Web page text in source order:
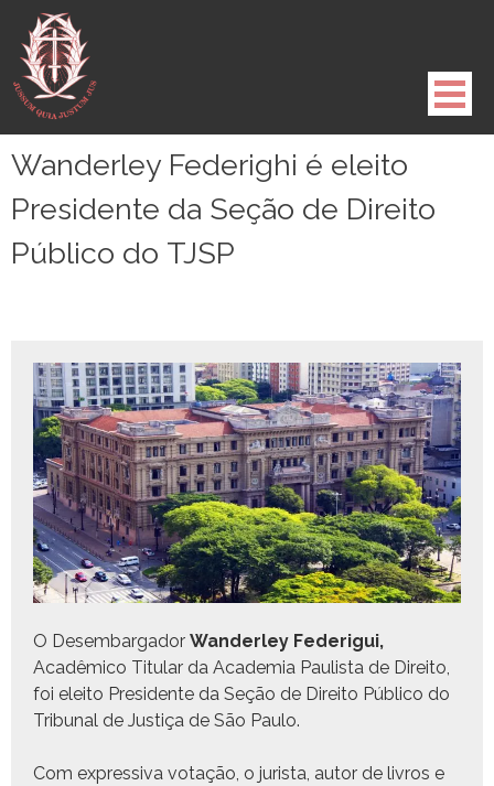
para
conteúdo
Wanderley Federighi é eleito
Presidente da Seção de Direito
Público do TJSP
O Desem­bar­gador Wan­der­ley Fed­erigui,
Acadêmi­co Tit­u­lar da Acad­e­mia Paulista de Dire­ito,
foi eleito Pres­i­dente da Seção de Dire­ito Públi­co do
Tri­bunal de Justiça de São Paulo.
Com expres­si­va votação, o jurista, autor de livros e